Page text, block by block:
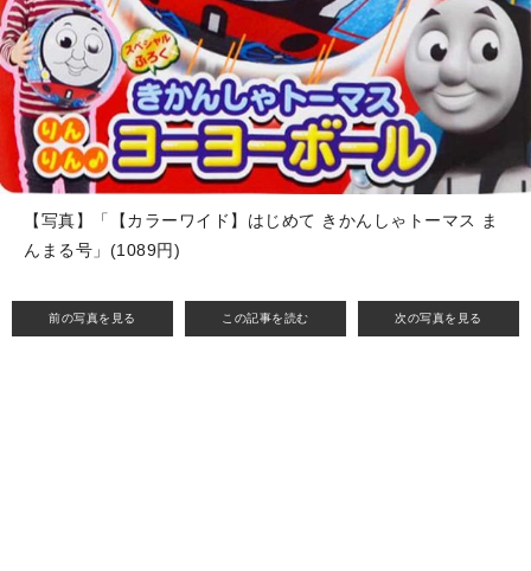
前の写真を見る この記事を読む 次の写真を見る
【写真】「【カラーワイド】はじめて きかんしゃトーマス ま
んまる号」(1089円)